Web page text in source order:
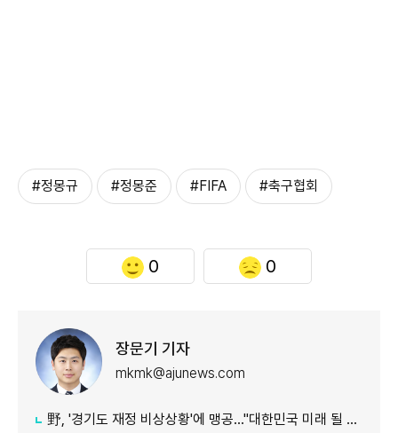
#정몽규 #정몽준 #FIFA #축구협회
0 0
장문기 기자
mkmk@ajunews.com
野, '경기도 재정 비상상황'에 맹공…"대한민국 미래 될 수도"